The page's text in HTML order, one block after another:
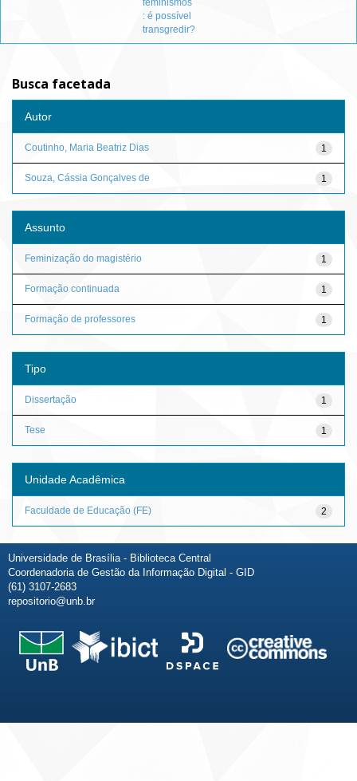
feminismos
: é possível
transgredir?
Busca facetada
Autor
1
Coutinho, Maria Beatriz Dias
1
Souza, Cássia Gonçalves de
Assunto
1
Feminização do magistério
1
Formação continuada
1
Formação de professores
Tipo
1
Dissertação
1
Tese
Unidade Acadêmica
2
Faculdade de Educação (FE)
Universidade de Brasília - Biblioteca Central
Coordenadoria de Gestão da Informação Digital - GID
(61) 3107-2683
repositorio@unb.br